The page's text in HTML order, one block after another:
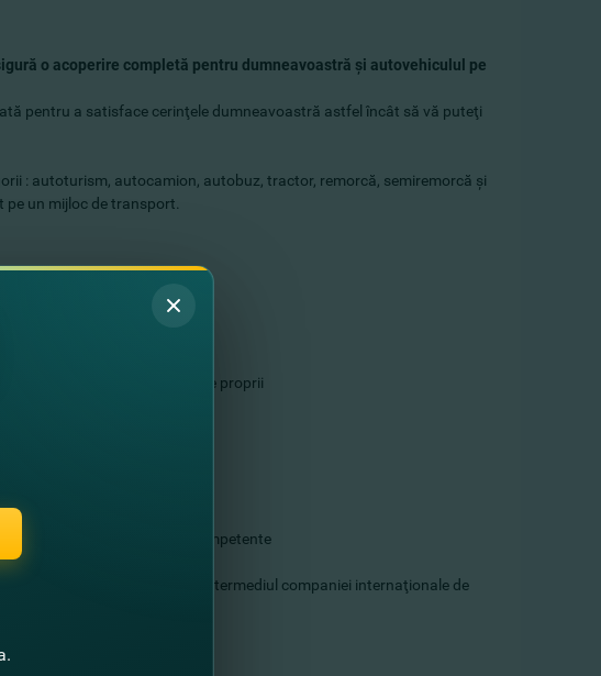
o acoperire completă pentru dumneavoastră şi autovehiculul pe
pentru a satisface cerinţele dumneavoastră astfel încât să vă puteţi
: autoturism, autocamion, autobuz, tractor, remorcă, semiremorcă şi
un mijloc de transport.
de deplasare prin forţele proprii
actelor de la autorităţile competente
tehnice de reparaţie
ţară din Europa sau CSI prin intermediul companiei internaţionale de